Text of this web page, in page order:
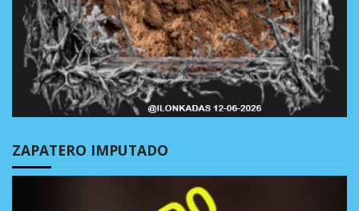
ZAPATERO IMPUTADO